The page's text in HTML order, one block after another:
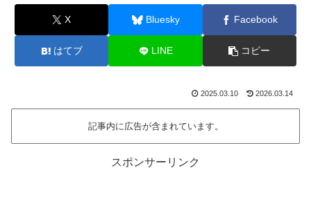
X Bluesky Facebook
はてブ LINE コピー
2025.03.10 2026.03.14
記事内に広告が含まれています。
スポンサーリンク